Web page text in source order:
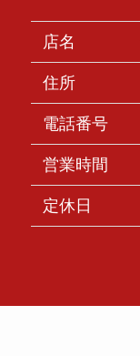
店名
住所
電話番号
営業時間
定休日